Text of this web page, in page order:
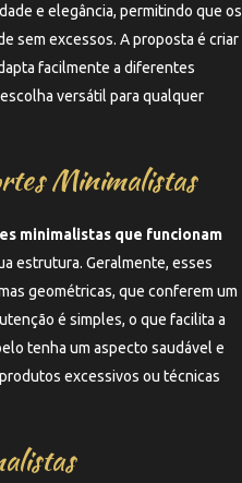
e elegância, permitindo que os
sem excessos. A proposta é criar
facilmente a diferentes
versátil para qualquer
Minimalistas
minimalistas que funcionam
estrutura. Geralmente, esses
geométricas, que conferem um
é simples, o que facilita a
tenha um aspecto saudável e
excessivos ou técnicas